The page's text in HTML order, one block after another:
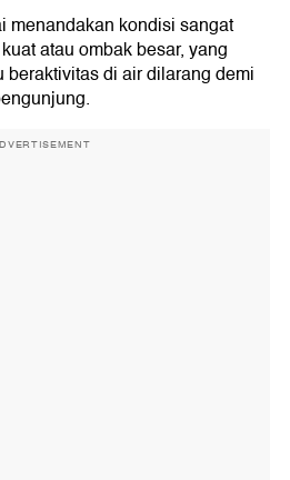
menandakan kondisi sangat
atau ombak besar, yang
beraktivitas di air dilarang demi